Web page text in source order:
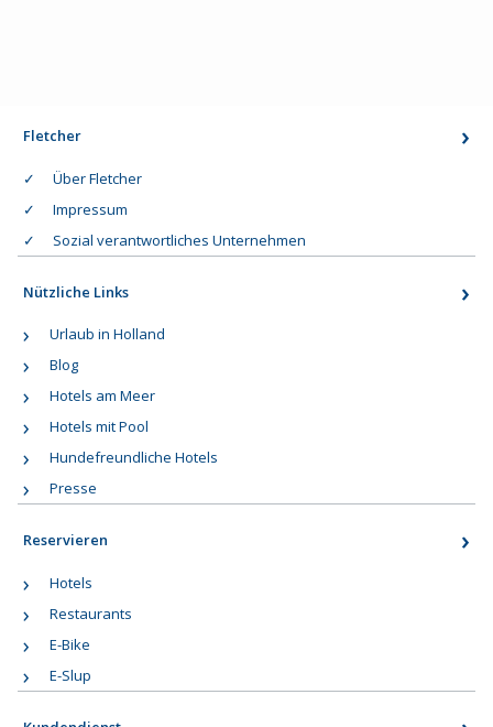
Fletcher
Über Fletcher
Impressum
Sozial verantwortliches Unternehmen
Nützliche Links
Urlaub in Holland
Blog
Hotels am Meer
Hotels mit Pool
Hundefreundliche Hotels
Presse
Reservieren
Hotels
Restaurants
E-Bike
E-Slup